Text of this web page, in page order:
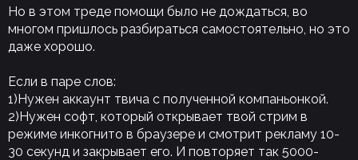
Но в этом треде помощи было не дождаться, во
многом пришлось разбираться самостоятельно, но это
даже хорошо.
Если в паре слов:
1)Нужен аккаунт твича с полученной компаньонкой.
2)Нужен софт, который открывает твой стрим в
режиме инкогнито в браузере и смотрит рекламу 10-
30 секунд и закрывает его. И повторяет так 5000-